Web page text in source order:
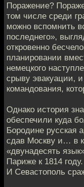
Поражение?
том числе среди
можно вспомнить
последнего»,
откровенно
планировании
немецкого
срыву эвакуации,
командования,
Однако история
обеспечили куда
Бородине русская
сдав Москву и… в
«двунадесять
Париже к 1814 году.
И Севастополь